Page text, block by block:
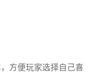
方便玩家选择自己喜